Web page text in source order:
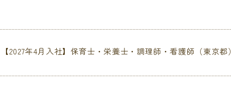
【2027年4月入社】保育士・栄養士・調理師・看護師（東京都